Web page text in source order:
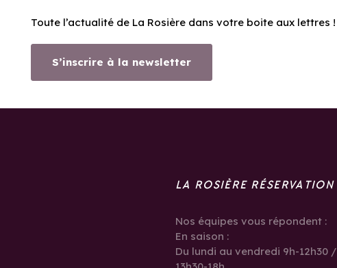
Toute l’actualité de La Rosière dans votre boite aux lettres !
S’inscrire à la newsletter
LA ROSIÈRE RÉSERVATION
Nos équipes vous répondent :
En saison :
Du lundi au vendredi 9h-12h30 /